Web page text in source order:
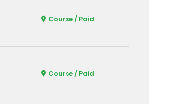
Course / Paid
Course / Paid